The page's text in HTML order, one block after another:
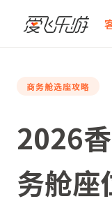
爱飞乐游 2026香港
商务舱选座攻略
2026
务舱座